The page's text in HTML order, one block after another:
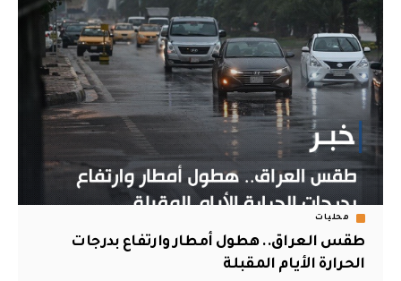
محليات
طقس العراق.. هطول أمطار وارتفاع بدرجات
الحرارة الأيام المقبلة